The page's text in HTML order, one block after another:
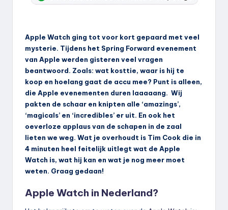
Apple Watch ging tot voor kort gepaard met veel
mysterie. Tijdens het Spring Forward evenement
van Apple werden gisteren veel vragen
beantwoord. Zoals: wat kosttie, waar is hij te
koop en hoelang gaat de accu mee? Punt is alleen,
die Apple evenementen duren laaaaang. Wij
pakten de schaar en knipten alle ‘amazings’,
‘magicals’ en ‘incredibles’ er uit. En ook het
oeverloze applaus van de schapen in de zaal
lieten we weg. Wat je overhoudt is Tim Cook die in
4 minuten heel feitelijk uitlegt wat de Apple
Watch is, wat hij kan en wat je nog meer moet
weten. Graag gedaan!
Apple Watch in Nederland?